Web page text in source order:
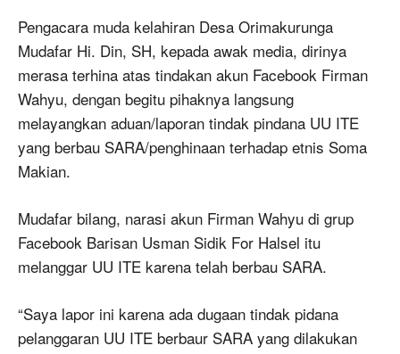
Pengacara muda kelahiran Desa Orimakurunga
Mudafar Hi. Din, SH, kepada awak media, dirinya
merasa terhina atas tindakan akun Facebook Firman
Wahyu, dengan begitu pihaknya langsung
melayangkan aduan/laporan tindak pindana UU ITE
yang berbau SARA/penghinaan terhadap etnis Soma
Makian.
Mudafar bilang, narasi akun Firman Wahyu di grup
Facebook Barisan Usman Sidik For Halsel itu
melanggar UU ITE karena telah berbau SARA.
“Saya lapor ini karena ada dugaan tindak pidana
pelanggaran UU ITE berbaur SARA yang dilakukan